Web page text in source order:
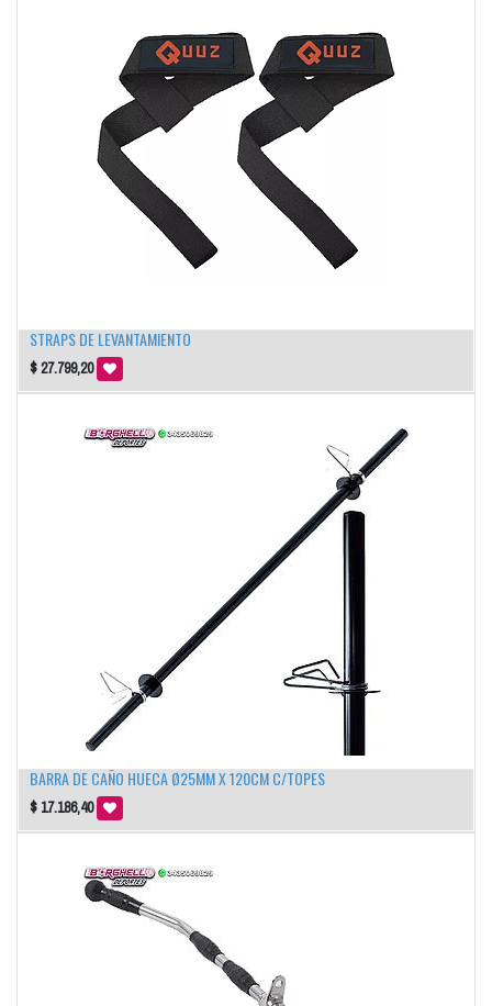
STRAPS DE LEVANTAMIENTO
$27.799,20
BARRA DE CAÑO HUECA Ø25MM X 120CM C/TOPES
$ 17.186,40